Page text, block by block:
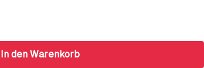
In den Warenkorb